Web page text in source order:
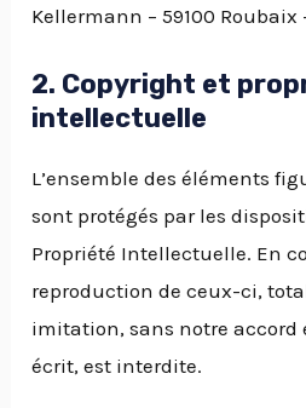
Kellermann – 59100 Roubaix
2. Copyright et
intellectuelle
L’ensemble des éléments
sont protégés par les
Propriété Intellectuelle. En
reproduction de ceux-ci,
imitation, sans notre accord
écrit, est interdite.